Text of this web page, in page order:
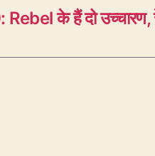
के हैं दो उच्चारण,